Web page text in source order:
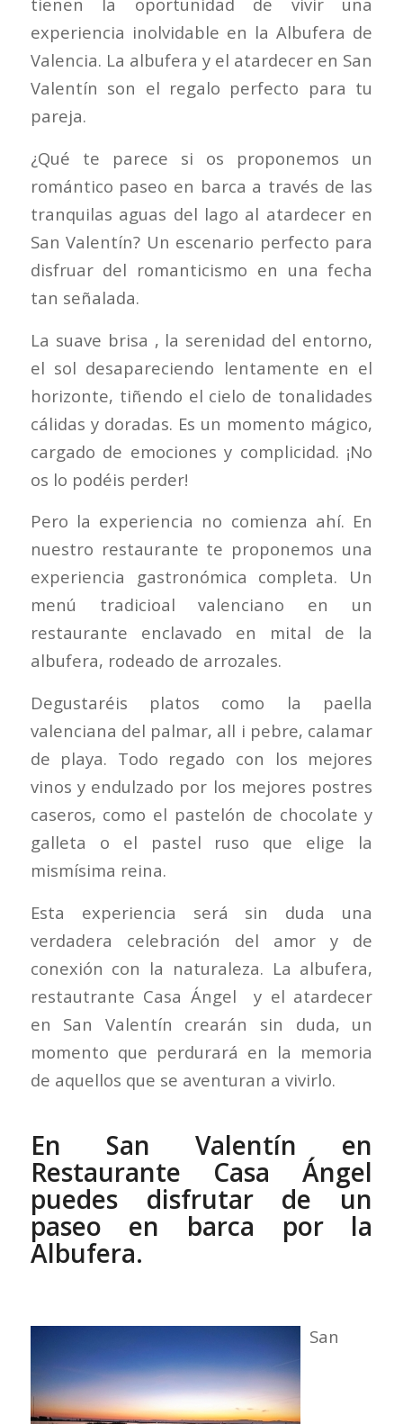
experiencia inolvidable en la Albufera de
Valencia. La albufera y el atardecer en San
Valentín son el regalo perfecto para tu
pareja.
¿Qué te parece si os proponemos un
romántico paseo en barca a través de las
tranquilas aguas del lago al atardecer en
San Valentín? Un escenario perfecto para
disfruar del romanticismo en una fecha
tan señalada.
La suave brisa , la serenidad del entorno,
el sol desapareciendo lentamente en el
horizonte, tiñendo el cielo de tonalidades
cálidas y doradas. Es un momento mágico,
cargado de emociones y complicidad. ¡No
os lo podéis perder!
Pero la experiencia no comienza ahí. En
nuestro restaurante te proponemos una
experiencia gastronómica completa. Un
menú tradicioal valenciano en un
restaurante enclavado en mital de la
albufera, rodeado de arrozales.
Degustaréis platos como la paella
valenciana del palmar, all i pebre, calamar
de playa. Todo regado con los mejores
vinos y endulzado por los mejores postres
caseros, como el pastelón de chocolate y
galleta o el pastel ruso que elige la
mismísima reina.
Esta experiencia será sin duda una
verdadera celebración del amor y de
conexión con la naturaleza. La albufera,
restautrante Casa Ángel y el atardecer
en San Valentín crearán sin duda, un
momento que perdurará en la memoria
de aquellos que se aventuran a vivirlo.
En San Valentín en
Restaurante Casa Ángel
puedes disfrutar de un
paseo en barca por la
Albufera.
San